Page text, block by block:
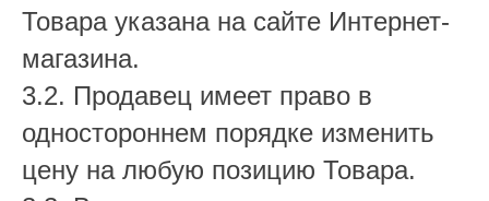
Товара указана на сайте Интернет-
магазина.
3.2. Продавец имеет право в
одностороннем порядке изменить
цену на любую позицию Товара.